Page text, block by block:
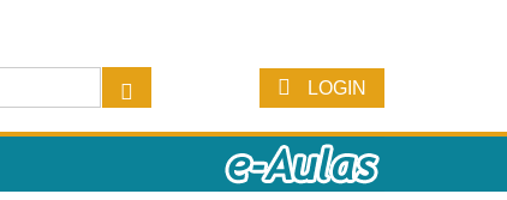
LOGIN